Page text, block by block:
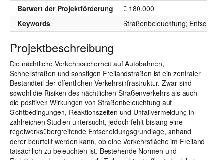
Barwert der Projektförderung
€ 180.000
Keywords
Straßenbeleuchtung;
Projektbeschreibung
Die nächtliche Verkehrssicherheit auf Autobahnen,
Schnellstraßen und sonstigen Freilandstraßen ist ein zentraler
Bestandteil der öffentlichen Verkehrsinfrastruktur. Zwar sind
sowohl die Risiken des nächtlichen Straßenverkehrs als auch
die positiven Wirkungen von Straßenbeleuchtung auf
Sichtbedingungen, Reaktionszeiten und Unfallvermeidung in
zahlreichen Studien untersucht, jedoch fehlt bislang eine
regelwerksübergreifende Entscheidungsgrundlage, anhand
derer beurteilt werden kann, ob eine Verkehrsfläche im Freiland
tatsächlich zu beleuchten ist. Bestehende Normen und